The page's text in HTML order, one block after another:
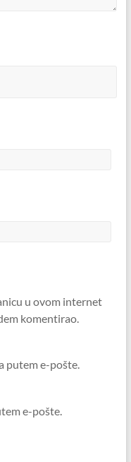
u ovom internet
komentirao.
putem e-pošte.
e-pošte.